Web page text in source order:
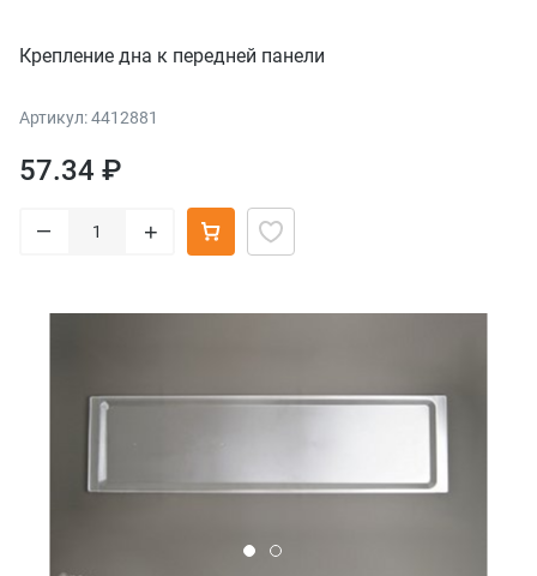
Крепление дна к передней панели
Артикул: 4412881
57.34 ₽
– +